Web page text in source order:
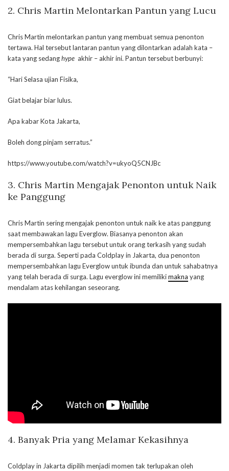
2. Chris Martin Melontarkan Pantun yang Lucu
Chris Martin melontarkan pantun yang membuat semua penonton
tertawa. Hal tersebut lantaran pantun yang dilontarkan adalah kata –
kata yang sedanghype akhir – akhir ini. Pantun tersebut berbunyi:
“Hari Selasa ujian Fisika,
Giat belajar biar lulus.
Apa kabar Kota Jakarta,
Boleh dong pinjam serratus.”
https://www.youtube.com/watch?v=ukyoQ5CNJBc
3. Chris Martin Mengajak Penonton untuk Naik
ke Panggung
Chris Martin sering mengajak penonton untuk naik ke atas panggung
saat membawakan lagu Everglow. Biasanya penonton akan
mempersembahkan lagu tersebut untuk orang terkasih yang sudah
berada di surga. Seperti pada Coldplay in Jakarta, dua penonton
mempersembahkan lagu Everglow untuk ibunda dan untuk sahabatnya
yang telah berada di surga. Lagu everglow ini memilikimakna yang
mendalam atas kehilangan seseorang.
4. Banyak Pria yang Melamar Kekasihnya
Coldplay in Jakarta dipilih menjadi momen tak terlupakan oleh